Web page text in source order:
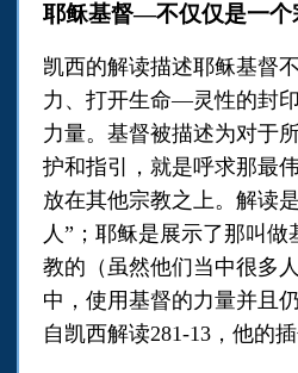
耶稣基督—不仅仅是一个
凯西的解读描述耶稣基督
力、打开生命—灵性的封
力量。基督被描述为对于
护和指引，就是呼求那最
放在其他宗教之上。解读
人”；耶稣是展示了那叫
教的（虽然他们当中很多
中，使用基督的力量并且
自凯西解读281-13，他的